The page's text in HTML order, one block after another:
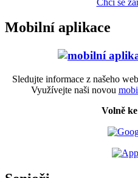
Mobilní aplikace
Sledujte informace z našeho
Využívejte naši novou
Volně